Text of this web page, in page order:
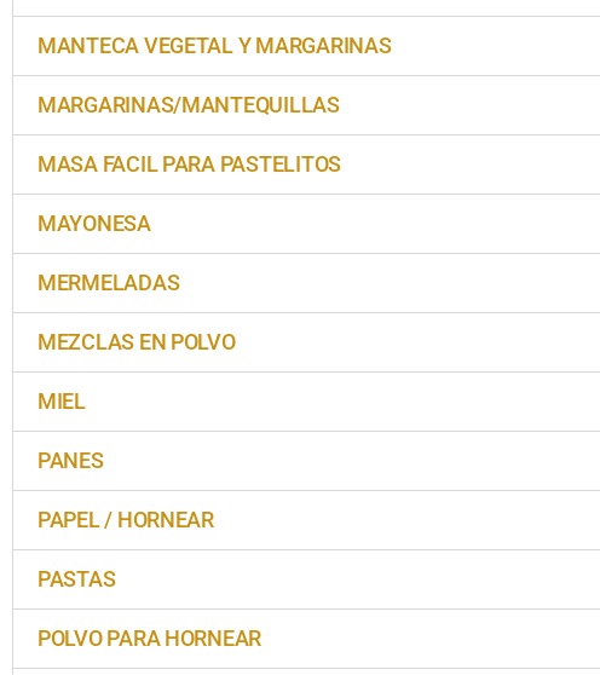
MANTECA VEGETAL Y MARGARINAS
MARGARINAS/MANTEQUILLAS
MASA FACIL PARA PASTELITOS
MAYONESA
MERMELADAS
MEZCLAS EN POLVO
MIEL
PANES
PAPEL / HORNEAR
PASTAS
POLVO PARA HORNEAR